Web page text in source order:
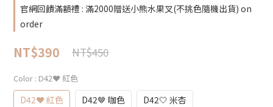
官網回饋滿額禮 : 滿2000贈送小熊水果叉(不挑色隨機出貨) on
order
NT$390 NT$450
Color : D42❤️ 紅色
D42❤️ 紅色 D42🤎 咖色 D42🤍 米杏